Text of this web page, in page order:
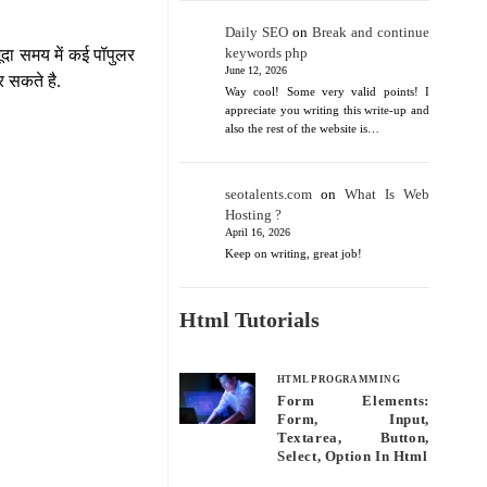
समय में कई पॉपुलर
कर सकते है.
Daily SEO on Break and continue
keywords php
June 12, 2026
Way cool! Some very valid points! I
appreciate you writing this write-up and
also the rest of the website is…
seotalents.com onWhat Is Web
Hosting ?
April 16, 2026
Keep on writing, great job!
Html Tutorials
HTML PROGRAMMING
Form Elements:
Form, Input,
Textarea, Button,
Select, Option In Html